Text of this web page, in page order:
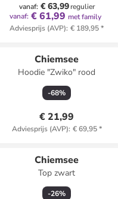
vanaf: € 63,99regulier
vanaf: € 61,99 met family
Adviesprijs (AVP): € 189,95*
Chiemsee
Hoodie "Zwiko" rood
-68%
€ 21,99
Adviesprijs (AVP): € 69,95*
Chiemsee
Top zwart
-26%